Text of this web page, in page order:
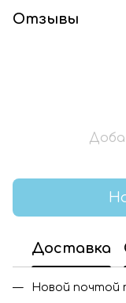
Отзывы
Доставка
Новой почтой